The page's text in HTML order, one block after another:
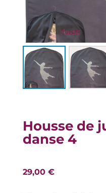
Housse de
danse 4
29,00 €